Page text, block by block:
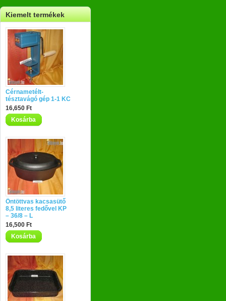
Kiemelt termékek
Cérnametélt-
tésztavágó gép 1-1 KC
16,650 Ft
Kosárba
Öntöttvas kacsasütő
8,5 literes fedővel KP
– 36/8 – L
16,500 Ft
Kosárba